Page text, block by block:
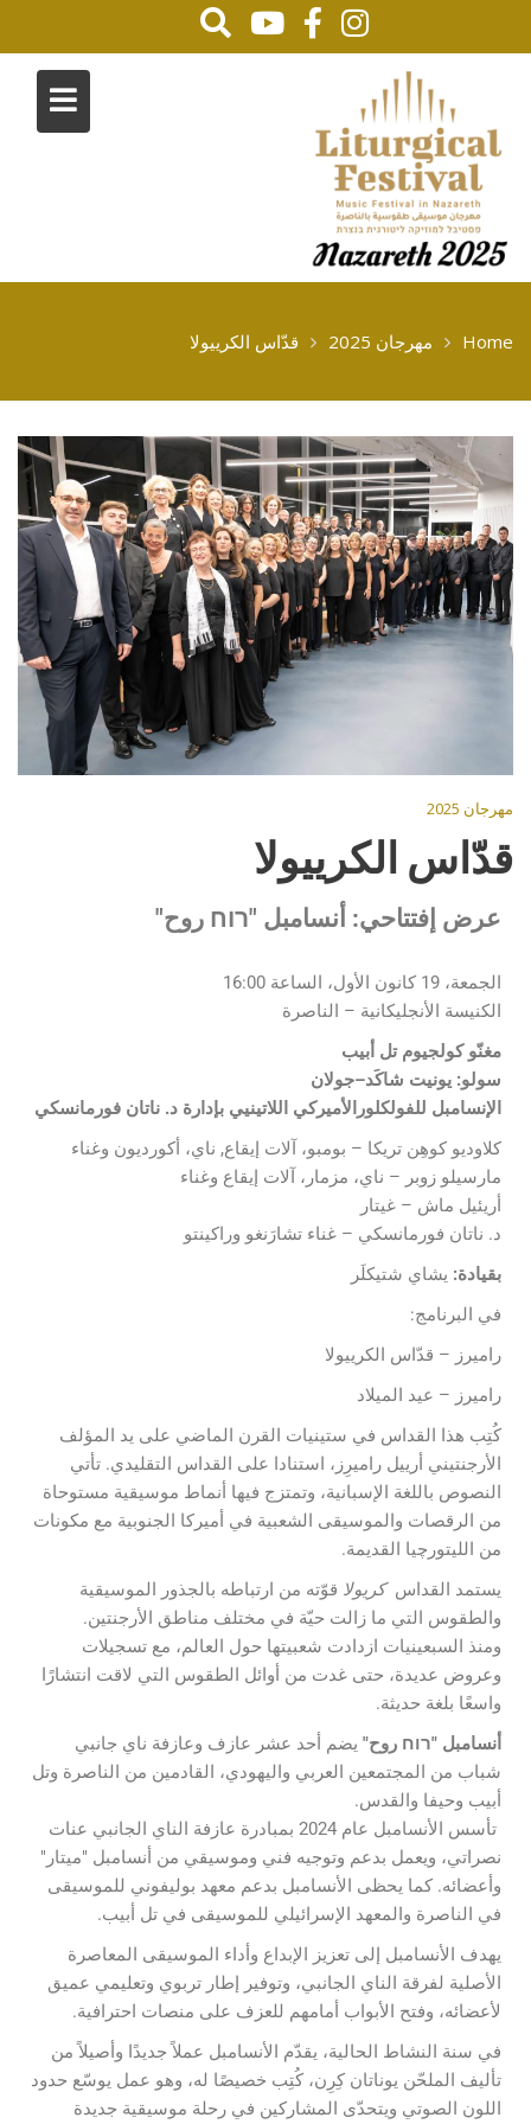
Home مهرجان 2025 قدّاس الكرييولا
مهرجان 2025
قدّاس الكرييولا
عرض إفتتاحي: أنسامبل "רוח روح"
الجمعة، 19 كانون الأول، الساعة 16:00
الكنيسة الأنجليكانية – الناصرة
مغنّو كولجيوم تل أبيب
سولو: يونيت شاكَد–جولان
الإنسامبل للفولكلورالأميركي اللاتينيي بإدارة د. ناتان فورمانسكي
كلاوديو كوهِن تريكا – بومبو، آلات إيقاع, ناي، أكورديون وغناء
مارسيلو زوبر – ناي، مزمار، آلات إيقاع وغناء
أريئيل ماش – غيتار
د. ناتان فورمانسكي – غناء تشارَنغو وراكينتو
بقيادة: يشاي شتيكلَر
في البرنامج:
راميرز – قدّاس الكرييولا
راميرز – عيد الميلاد
كُتِب هذا القداس في ستينيات القرن الماضي على يد المؤلف
الأرجنتيني أرييل راميرِز، استنادا على القداس التقليدي. تأتي
النصوص باللغة الإسبانية، وتمتزج فيها أنماط موسيقية مستوحاة
من الرقصات والموسيقى الشعبية في أميركا الجنوبية مع مكونات
من الليتورچيا القديمة.
يستمد القداس كريولا قوّته من ارتباطه بالجذور الموسيقية
والطقوس التي ما زالت حيّة في مختلف مناطق الأرجنتين.
ومنذ السبعينيات ازدادت شعبيتها حول العالم، مع تسجيلات
وعروض عديدة، حتى غدت من أوائل الطقوس التي لاقت انتشارًا
واسعًا بلغة حديثة.
أنسامبل "רוח روح" يضم أحد عشر عازف وعازفة ناي جانبي
شباب من المجتمعين العربي واليهودي، القادمين من الناصرة وتل
أبيب وحيفا والقدس.
تأسس الأنسامبل عام 2024 بمبادرة عازفة الناي الجانبي عنات
نصراتي، ويعمل بدعم وتوجيه فني وموسيقي من أنسامبل "ميتار"
وأعضائه. كما يحظى الأنسامبل بدعم معهد بوليفوني للموسيقى
في الناصرة والمعهد الإسرائيلي للموسيقى في تل أبيب.
يهدف الأنسامبل إلى تعزيز الإبداع وأداء الموسيقى المعاصرة
الأصلية لفرقة الناي الجانبي، وتوفير إطار تربوي وتعليمي عميق
لأعضائه، وفتح الأبواب أمامهم للعزف على منصات احترافية.
في سنة النشاط الحالية، يقدّم الأنسامبل عملاً جديدًا وأصيلاً من
تأليف الملحّن يوناتان كِرِن، كُتِب خصيصًا له، وهو عمل يوسّع حدود
اللون الصوتي ويتحدّى المشاركين في رحلة موسيقية جديدة